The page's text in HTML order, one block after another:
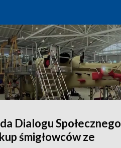
Dialogu Społecznego
śmigłowców ze